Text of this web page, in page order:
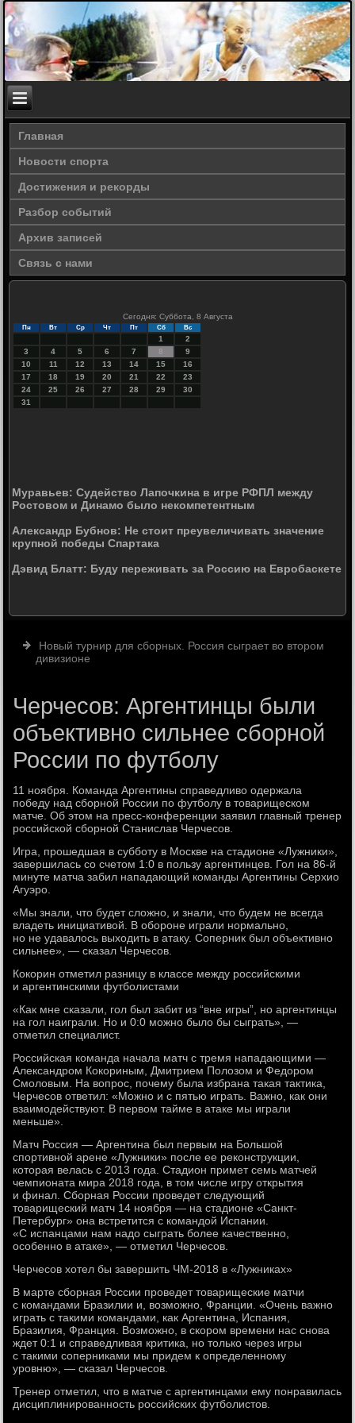
Главная
Новости спорта
Достижения и рекорды
Разбор событий
Архив записей
Связь с нами
Сегодня: Суббота, 8 Августа
Пн Вт Ср Чт Пт Сб Вс
1
2
3
4 5 6 7 8
9
10
11 12 13 14 15
16
17
18 19 20 21 22
23
24
25 26 27 28 29
30
31
Муравьев: Судейство Лапочкина в игре РФПЛ между
Ростовом и Динамо было некомпетентным
Александр Бубнов: Не стоит преувеличивать значение
крупной победы Спартака
Дэвид Блатт: Буду переживать за Россию на Евробаскете
Новый турнир для сборных. Россия сыграет во втором
дивизионе
Черчесов: Аргентинцы были
объективно сильнее сборной
России по футболу
11 ноября. Команда Аргентины справедливо одержала
победу над сборной России по футболу в товарищеском
матче. Об этом на пресс-конференции заявил главный тренер
российской сборной Станислав Черчесов.
Игра, прошедшая в субботу в Москве на стадионе «Лужники»,
завершилась со счетом 1:0 в пользу аргентинцев. Гол на 86-й
минуте матча забил нападающий команды Аргентины Серхио
Агуэро.
«Мы знали, что будет сложно, и знали, что будем не всегда
владеть инициативой. В обороне играли нормально,
но не удавалось выходить в атаку. Соперник был объективно
сильнее», — сказал Черчесов.
Кокорин отметил разницу в классе между российскими
и аргентинскими футболистами
«Как мне сказали, гол был забит из “вне игры”, но аргентинцы
на гол наиграли. Но и 0:0 можно было бы сыграть», —
отметил специалист.
Российская команда начала матч с тремя нападающими —
Александром Кокориным, Дмитрием Полозом и Федором
Смоловым. На вопрос, почему была избрана такая тактика,
Черчесов ответил: «Можно и с пятью играть. Важно, как они
взаимодействуют. В первом тайме в атаке мы играли
меньше».
Матч Россия — Аргентина был первым на Большой
спортивной арене «Лужники» после ее реконструкции,
которая велась с 2013 года. Стадион примет семь матчей
чемпионата мира 2018 года, в том числе игру открытия
и финал. Сборная России проведет следующий
товарищеский матч 14 ноября — на стадионе «Санкт-
Петербург» она встретится с командой Испании.
«С испанцами нам надо сыграть более качественно,
особенно в атаке», — отметил Черчесов.
Черчесов хотел бы завершить ЧМ-2018 в «Лужниках»
В марте сборная России проведет товарищеские матчи
с командами Бразилии и, возможно, Франции. «Очень важно
играть с такими командами, как Аргентина, Испания,
Бразилия, Франция. Возможно, в скором времени нас снова
ждет 0:1 и справедливая критика, но только через игры
с такими соперниками мы придем к определенному
уровню», — сказал Черчесов.
Тренер отметил, что в матче с аргентинцами ему понравилась
дисциплинированность российских футболистов.